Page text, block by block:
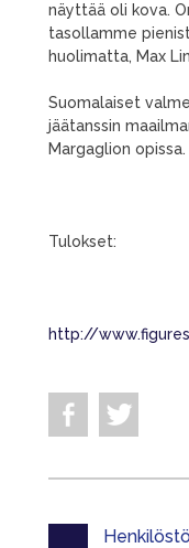
näyttää oli kova.
tasollamme
huolimatta, Max
Suomalaiset
jäätanssin
Margaglion opissa.
Tulokset:
http://